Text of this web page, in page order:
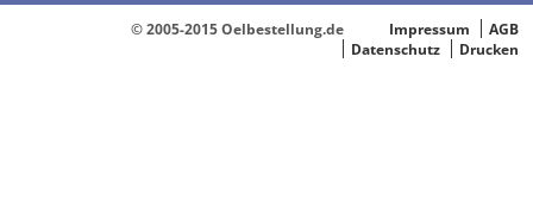
© 2005-2015 Oelbestellung.de Impressum
AGB
Datenschutz
Drucken